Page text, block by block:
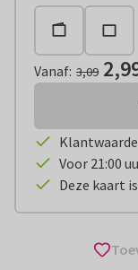
Vanaf: 3,09
Voor 21:00
Deze kaart